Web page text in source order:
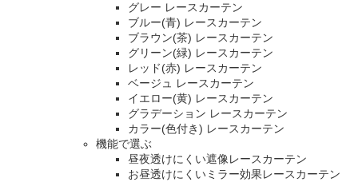
グレー レースカーテン
ブルー(青) レースカーテン
ブラウン(茶) レースカーテン
グリーン(緑) レースカーテン
レッド(赤) レースカーテン
ベージュ レースカーテン
イエロー(黄) レースカーテン
グラデーション レースカーテン
カラー(色付き) レースカーテン
機能で選ぶ
昼夜透けにくい遮像レースカーテン
お昼透けにくいミラー効果レースカーテン